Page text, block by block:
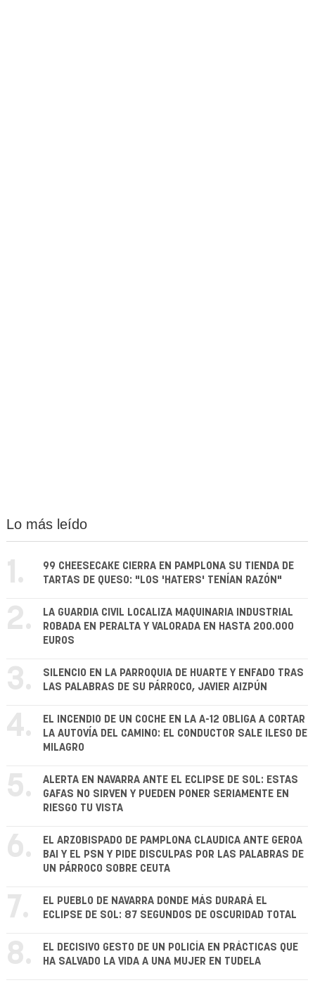
Lo más leído
1.
99 CHEESECAKE CIERRA EN PAMPLONA SU TIENDA DE
TARTAS DE QUESO: "LOS 'HATERS' TENÍAN RAZÓN"
2.
LA GUARDIA CIVIL LOCALIZA MAQUINARIA INDUSTRIAL
ROBADA EN PERALTA Y VALORADA EN HASTA 200.000
EUROS
3.
SILENCIO EN LA PARROQUIA DE HUARTE Y ENFADO TRAS
LAS PALABRAS DE SU PÁRROCO, JAVIER AIZPÚN
4.
EL INCENDIO DE UN COCHE EN LA A-12 OBLIGA A CORTAR
LA AUTOVÍA DEL CAMINO: EL CONDUCTOR SALE ILESO DE
MILAGRO
5.
ALERTA EN NAVARRA ANTE EL ECLIPSE DE SOL: ESTAS
GAFAS NO SIRVEN Y PUEDEN PONER SERIAMENTE EN
RIESGO TU VISTA
6.
EL ARZOBISPADO DE PAMPLONA CLAUDICA ANTE GEROA
BAI Y EL PSN Y PIDE DISCULPAS POR LAS PALABRAS DE
UN PÁRROCO SOBRE CEUTA
7.
EL PUEBLO DE NAVARRA DONDE MÁS DURARÁ EL
ECLIPSE DE SOL: 87 SEGUNDOS DE OSCURIDAD TOTAL
8.
EL DECISIVO GESTO DE UN POLICÍA EN PRÁCTICAS QUE
HA SALVADO LA VIDA A UNA MUJER EN TUDELA